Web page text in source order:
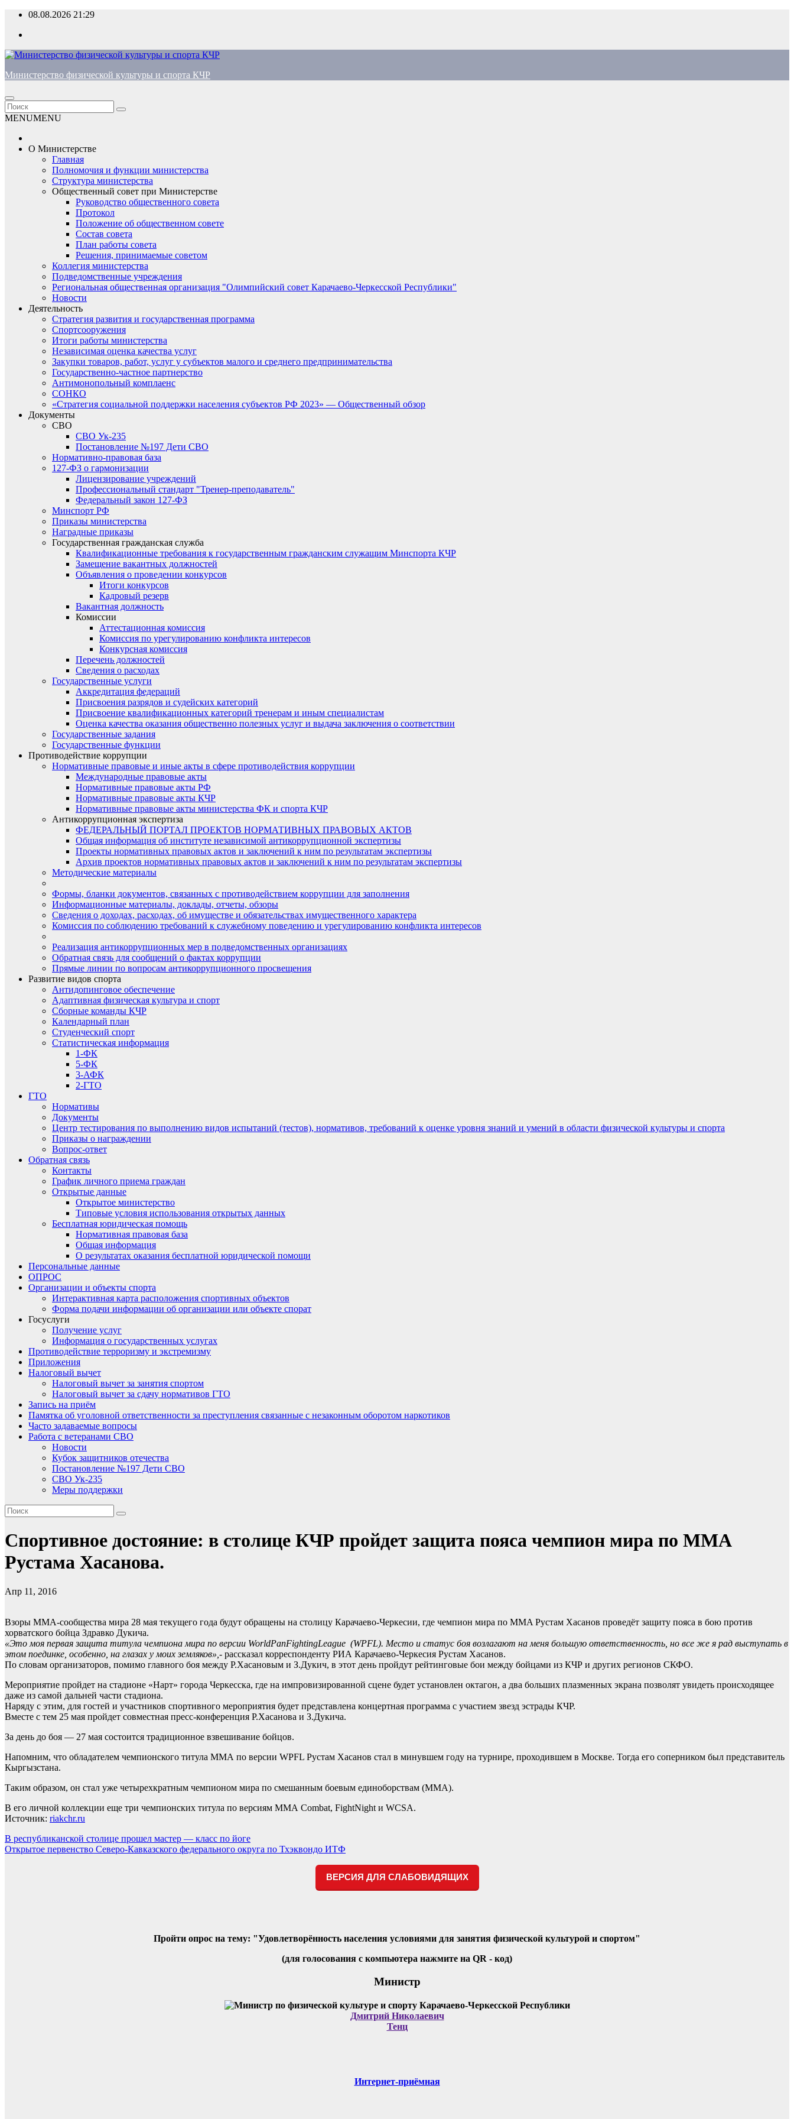
Перейти
содержимому
08.08.2026 21:29
Министерство физической культуры и спорта КЧР
MENUMENU
О Министерстве
Главная
Полномочия и функции министерства
Структура министерства
Общественный совет при Министерстве
Руководство общественного совета
Протокол
Положение об общественном совете
Состав совета
План работы совета
Решения, принимаемые советом
Коллегия министерства
Подведомственные учреждения
Региональная общественная организация "Олимпийский совет Карачаево-Черкесской Республики"
Новости
Деятельность
Стратегия развития и государственная программа
Спортсооружения
Итоги работы министерства
Независимая оценка качества услуг
Закупки товаров, работ, услуг у субъектов малого и среднего предпринимательства
Государственно-частное партнерство
Антимонопольный комплаенс
СОНКО
«Стратегия социальной поддержки населения субъектов РФ 2023» — Общественный обзор
Документы
СВО
СВО Ук-235
Постановление №197 Дети СВО
Нормативно-правовая база
127-ФЗ о гармонизации
Лицензирование учреждений
Профессиональный стандарт "Тренер-преподаватель"
Федеральный закон 127-ФЗ
Минспорт РФ
Приказы министерства
Наградные приказы
Государственная гражданская служба
Квалификационные требования к государственным гражданским служащим Минспорта КЧР
Замещение вакантных должностей
Объявления о проведении конкурсов
Итоги конкурсов
Кадровый резерв
Вакантная должность
Комиссии
Аттестационная комиссия
Комиссия по урегулированию конфликта интересов
Конкурсная комиссия
Перечень должностей
Сведения о расходах
Государственные услуги
Аккредитация федераций
Присвоения разрядов и судейских категорий
Присвоение квалификационных категорий тренерам и иным специалистам
Оценка качества оказания общественно полезных услуг и выдача заключения о соответствии
Государственные задания
Государственные функции
Противодействие коррупции
Нормативные правовые и иные акты в сфере противодействия коррупции
Международные правовые акты
Нормативные правовые акты РФ
Нормативные правовые акты КЧР
Нормативные правовые акты министерства ФК и спорта КЧР
Антикоррупционная экспертиза
ФЕДЕРАЛЬНЫЙ ПОРТАЛ ПРОЕКТОВ НОРМАТИВНЫХ ПРАВОВЫХ АКТОВ
Общая информация об институте независимой антикоррупционной экспертизы
Проекты нормативных правовых актов и заключений к ним по результатам экспертизы
Архив проектов нормативных правовых актов и заключений к ним по результатам экспертизы
Методические материалы
Формы, бланки документов, связанных с противодействием коррупции для заполнения
Информационные материалы, доклады, отчеты, обзоры
Сведения о доходах, расходах, об имуществе и обязательствах имущественного характера
Комиссия по соблюдению требований к служебному поведению и урегулированию конфликта интересов
Реализация антикоррупционных мер в подведомственных организациях
Обратная связь для сообщений о фактах коррупции
Прямые линии по вопросам антикоррупционного просвещения
Развитие видов спорта
Антидопинговое обеспечение
Адаптивная физическая культура и спорт
Сборные команды КЧР
Календарный план
Студенческий спорт
Статистическая информация
1-ФК
5-ФК
3-АФК
2-ГТО
ГТО
Нормативы
Документы
Центр тестирования по выполнению видов испытаний (тестов), нормативов, требований к оценке уровня знаний и умений в области физической культуры и спорта
Приказы о награждении
Вопрос-ответ
Обратная связь
Контакты
График личного приема граждан
Открытые данные
Открытое министерство
Типовые условия использования открытых данных
Бесплатная юридическая помощь
Нормативная правовая база
Общая информация
О результатах оказания бесплатной юридической помощи
Персональные данные
ОПРОС
Организации и объекты спорта
Интерактивная карта расположения спортивных объектов
Форма подачи информации об организации или объекте спорат
Госуслуги
Получение услуг
Информация о государственных услугах
Противодействие терроризму и экстремизму
Приложения
Налоговый вычет
Налоговый вычет за занятия спортом
Налоговый вычет за сдачу нормативов ГТО
Запись на приём
Памятка об уголовной ответственности за преступления связанные с незаконным оборотом наркотиков
Часто задаваемые вопросы
Работа с ветеранами СВО
Новости
Кубок защитников отечества
Постановление №197 Дети СВО
СВО Ук-235
Меры поддержки
Спортивное достояние: в столице КЧР пройдет защита пояса чемпион мира по ММА
Рустама Хасанова.
Апр 11, 2016
Взоры MMA-сообщества мира 28 мая текущего года будут обращены на столицу Карачаево-Черкесии, где чемпион мира по MMA Рустам Хасанов проведёт защиту пояса в бою против
хорватского бойца Здравко Дукича.
«Это моя первая защита титула чемпиона мира по версии WorldPanFightingLeague (WPFL). Место и статус боя возлагают на меня большую ответственность, но все же я рад выступать в
этом поединке, особенно, на глазах у моих земляков»,- рассказал корреспонденту РИА Карачаево-Черкесия Рустам Хасанов.
По словам организаторов, помимо главного боя между Р.Хасановым и З.Дукич, в этот день пройдут рейтинговые бои между бойцами из КЧР и других регионов СКФО.
Мероприятие пройдет на стадионе «Нарт» города Черкесска, где на импровизированной сцене будет установлен октагон, а два больших плазменных экрана позволят увидеть происходящее
даже из самой дальней части стадиона.
Наряду с этим, для гостей и участников спортивного мероприятия будет представлена концертная программа с участием звезд эстрады КЧР.
Вместе с тем 25 мая пройдет совместная пресс-конференция Р.Хасанова и З.Дукича.
За день до боя — 27 мая состоится традиционное взвешивание бойцов.
Напомним, что обладателем чемпионского титула ММА по версии WPFL Рустам Хасанов стал в минувшем году на турнире, проходившем в Москве. Тогда его соперником был представитель
Кыргызстана.
Таким образом, он стал уже четырехкратным чемпионом мира по смешанным боевым единоборствам (ММА).
В его личной коллекции еще три чемпионских титула по версиям ММА Combat, FightNight и WCSA.
Источник: riakchr.ru
Навигация
по
В республиканской столице прошел мастер — класс по йоге
Открытое первенство Северо-Кавказского федерального округа по Тхэквондо ИТФ
ВЕРСИЯ ДЛЯ СЛАБОВИДЯЩИХ
Пройти опрос на тему: "Удовлетворённость населения условиями для занятия физической культурой и спортом"
(для голосования с компьютера нажмите на QR - код)
Министр
Дмитрий Николаевич
Тенц
Интернет-приёмная